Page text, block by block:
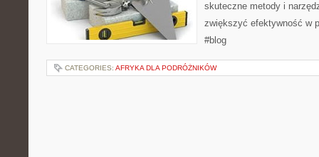
skuteczne metody i
zwiększyć efektywność w
#blog
CATEGORIES: AFRYKA DLA PODRÓŻNIKÓW